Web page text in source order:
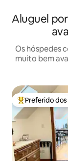
Aluguel
Os hóspedes
muito bem
Entre os
Preferido